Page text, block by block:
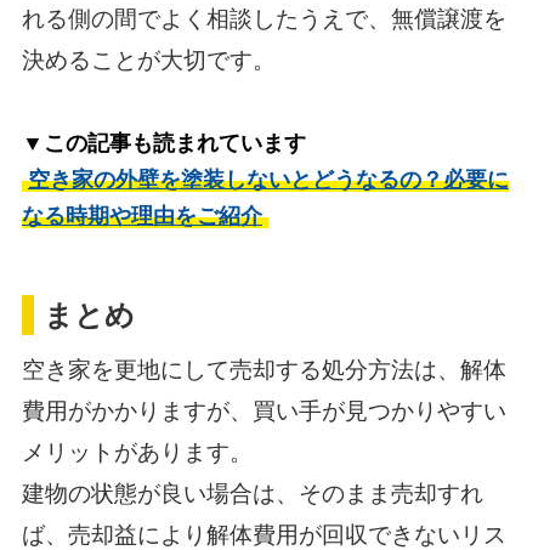
れる側の間でよく相談したうえで、無償譲渡を
決めることが大切です。
▼この記事も読まれています
空き家の外壁を塗装しないとどうなるの？必要に
なる時期や理由をご紹介
まとめ
空き家を更地にして売却する処分方法は、解体
費用がかかりますが、買い手が見つかりやすい
メリットがあります。
建物の状態が良い場合は、そのまま売却すれ
ば、売却益により解体費用が回収できないリス